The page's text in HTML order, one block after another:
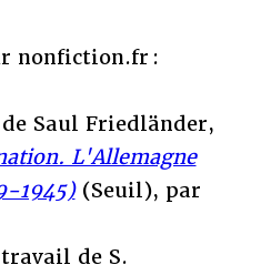
nonfiction.fr :
Saul Friedländer,
L'Allemagne
1945)(Seuil), par
de S.